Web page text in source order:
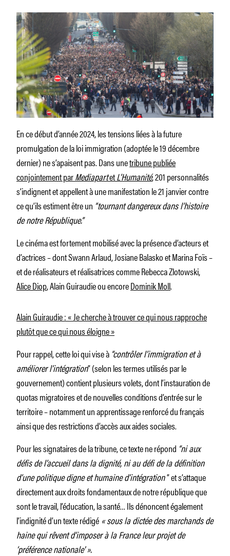
En ce début d’année 2024, les tensions liées à la future
promulgation de la loi immigration (adoptée le 19 décembre
dernier) ne s’apaisent pas. Dans unetribune publiée
conjointement parMediapartetL’Humanité, 201 personnalités
s’indignent et appellent à une manifestation le 21 janvier contre
ce qu’ils estiment être un “tournant dangereux dans l’histoire
de notre République.”
Le cinéma est fortement mobilisé avec la présence d’acteurs et
d’actrices – dont Swann Arlaud, Josiane Balasko et Marina Foïs –
et de réalisateurs et réalisatrices comme Rebecca Zlotowski,
Alice Diop, Alain Guiraudie ou encoreDominik Moll.
Alain Guiraudie : « Je cherche à trouver ce qui nous rapproche
plutôt que ce qui nous éloigne »
Pour rappel, cette loi qui vise à“contrôler l’immigration et à
améliorer l’intégration” (selon les termes utilisés par le
gouvernement) contient plusieurs volets, dont l’instauration de
quotas migratoires et de nouvelles conditions d’entrée sur le
territoire – notamment un apprentissage renforcé du français
ainsi que des restrictions d’accès aux aides sociales.
Pour les signataires de la tribune, ce texte ne répond “ni aux
défis de l’accueil dans la dignité, ni au défi de la définition
d’une politique digne et humaine d’intégration” et s’attaque
directement aux droits fondamentaux de notre république que
sont le travail, l’éducation, la santé… Ils dénoncent également
l’indignité d’un texte rédigé « sous la dictée des marchands de
haine qui rêvent d’imposer à la France leur projet de
‘préférence nationale' ».